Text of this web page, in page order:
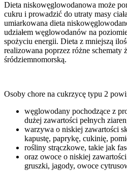
Dieta niskowęglowodanowa może
cukru i prowadzić do utraty masy
umiarkowana dieta
udziałem węglowodanów na
spożyciu energii. Dieta z mniejszą
realizowana poprzez różne schematy
śródziemnomorską.
Osoby chore na cukrzycę typu 2
węglowodany pochodzące z
dużej zawartości pełnych
warzywa o niskiej zawartości
kapustę, paprykę, cukinię,
rośliny strączkowe, takie jak
oraz owoce o niskiej
gruszki, jagody, owoce